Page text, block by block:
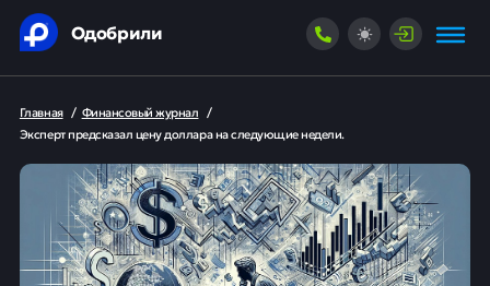
Одобрили
Главная / Финансовый журнал /
Эксперт предсказал цену доллара на следующие недели.